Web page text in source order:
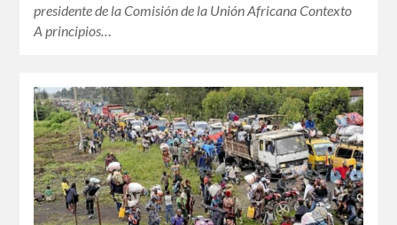
presidente de la Comisión de la Unión Africana Contexto
A principios…